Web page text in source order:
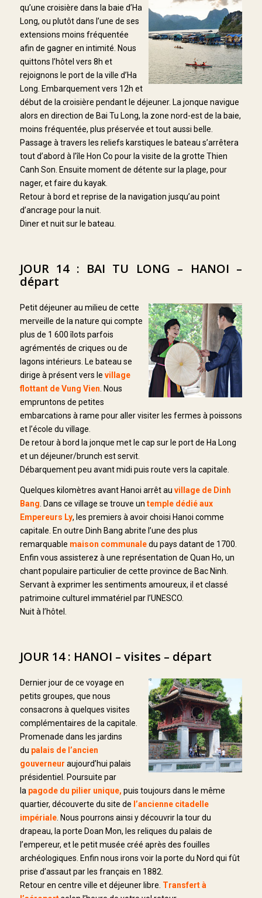
qu’une croisière dans la baie d’Ha
Long, ou plutôt dans l’une de ses
extensions moins fréquentée
afin de gagner en intimité. Nous
quittons l’hôtel vers 8h et
rejoignons le port de la ville d’Ha
Long. Embarquement vers 12h et
début de la croisière pendant le déjeuner. La jonque navigue
alors en direction de Bai Tu Long, la zone nord-est de la baie,
moins fréquentée, plus préservée et tout aussi belle.
Passage à travers les reliefs karstiques le bateau s’arrêtera
tout d’abord à l’île Hon Co pour la visite de la grotte Thien
Canh Son. Ensuite moment de détente sur la plage, pour
nager, et faire du kayak.
Retour à bord et reprise de la navigation jusqu’au point
d’ancrage pour la nuit.
Diner et nuit sur le bateau.
JOUR 14 : BAI TU LONG – HANOI –
départ
Petit déjeuner au milieu de cette
merveille de la nature qui compte
plus de 1 600 îlots parfois
agrémentés de criques ou de
lagons intérieurs. Le bateau se
dirige à présent vers le village
flottant de Vung Vien . Nous
empruntons de petites
embarcations à rame pour aller visiter les fermes à poissons
et l’école du village.
De retour à bord la jonque met le cap sur le port de Ha Long
et un déjeuner/brunch est servit.
Débarquement peu avant midi puis route vers la capitale.
Quelques kilomètres avant Hanoi arrêt au village de Dinh
Bang . Dans ce village se trouve un temple dédié aux
Empereurs Ly, les premiers à avoir choisi Hanoi comme
capitale. En outre Dinh Bang abrite l’une des plus
remarquable maison communaledu pays datant de 1700.
Enfin vous assisterez à une représentation de Quan Ho, un
chant populaire particulier de cette province de Bac Ninh.
Servant à exprimer les sentiments amoureux, il et classé
patrimoine culturel immatériel par l’UNESCO.
Nuit à l’hôtel.
JOUR 14 : HANOI – visites – départ
Dernier jour de ce voyage en
petits groupes, que nous
consacrons à quelques visites
complémentaires de la capitale.
Promenade dans les jardins
du palais de l’ancien
gouverneur aujourd’hui palais
présidentiel. Poursuite par
la pagode du pilier unique, puis toujours dans le même
quartier, découverte du site de l’ancienne citadelle
impériale. Nous pourrons ainsi y découvrir la tour du
drapeau, la porte Doan Mon, les reliques du palais de
l’empereur, et le petit musée créé après des fouilles
archéologiques. Enfin nous irons voir la porte du Nord qui fût
prise d’assaut par les français en 1882.
Retour en centre ville et déjeuner libre. Transfert à